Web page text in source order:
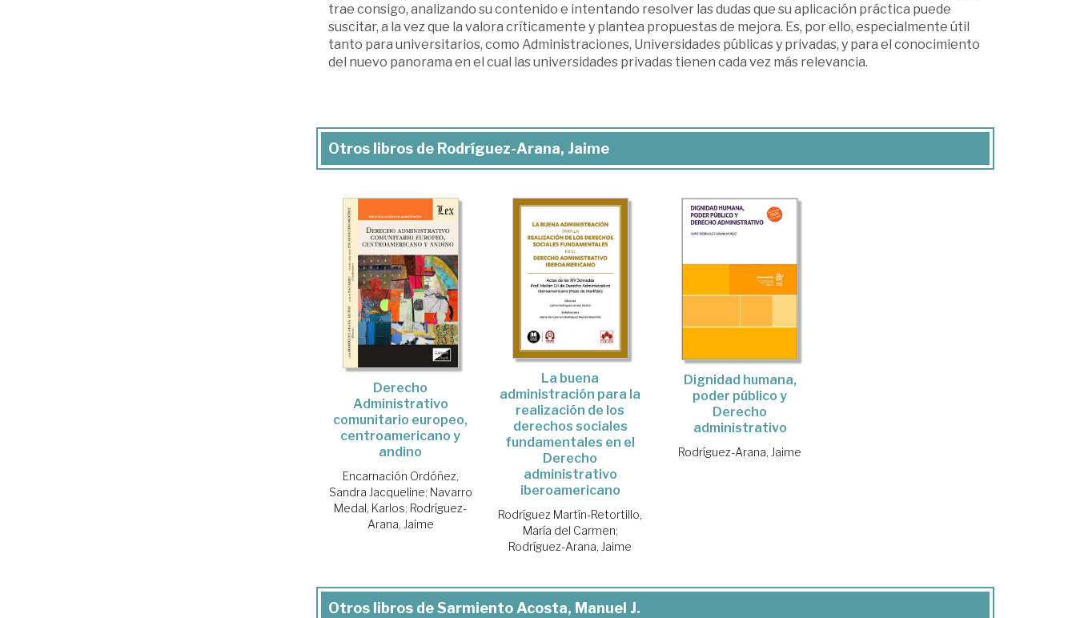
trae consigo, analizando su contenido e intentando resolver las dudas que su aplicación práctica puede
suscitar, a la vez que la valora críticamente y plantea propuestas de mejora. Es, por ello, especialmente útil
tanto para universitarios, como Administraciones, Universidades públicas y privadas, y para el conocimiento
del nuevo panorama en el cual las universidades privadas tienen cada vez más relevancia.
Otros libros de Rodríguez-Arana, Jaime
Derecho
Administrativo
comunitario europeo,
centroamericano y
andino
Encarnación Ordóñez,
Sandra Jacqueline; Navarro
Medal, Karlos; Rodríguez-
Arana, Jaime
La buena
administración para la
realización de los
derechos sociales
fundamentales en el
Derecho
administrativo
iberoamericano
Rodríguez Martín-Retortillo,
María del Carmen;
Rodríguez-Arana, Jaime
Dignidad humana,
poder público y
Derecho
administrativo
Rodríguez-Arana, Jaime
Otros libros de Sarmiento Acosta, Manuel J.